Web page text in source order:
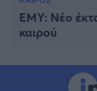
ΕΜΥ: Νέο
καιρού